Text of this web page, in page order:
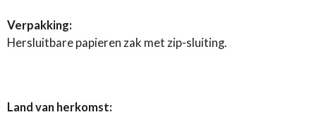
Verpakking:
Hersluitbare papieren zak met zip-sluiting.
Land van herkomst: